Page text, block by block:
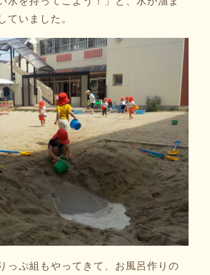
ていました。
っぷ組もやってきて、お風呂作りの